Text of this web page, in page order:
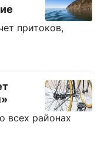
притоков,
всех районах